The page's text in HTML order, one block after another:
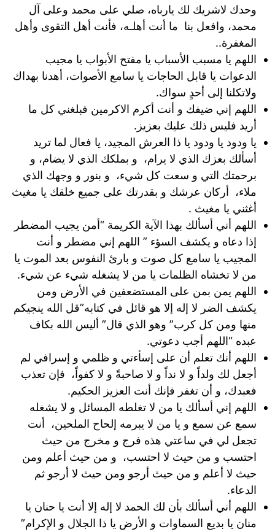
وحدك لاشريك لك يارباه، صلي على محمد وعلى آل
محمد، وافعل بنا ما أنت أهلـه، فأنت أهل التقوى وأهل
المغفرة..
اللهم يا مسبب الأسباب يا مفتح الأبواب يا مجيب
الدعوات يا قابل الحاجات يا سامع الأصوات، أهدنا بهداك
ولاتكلنا إلى أحدٍ سواك.
اللهم إني ضيفك و أنت أكرم الاكرمين فبلغني كل ما
أريد فليس ذلك عليك بعزيز.
يا ودود يا ودود يا ذا العرش المجيد، يا فعال لما تريد
أسألك بعزك الذي لا يرام، و بملكك الذي لا يضام، و
برحمتك التي و سعت كل شيء، و بنور و وجهك الذي
ملاء، أركان عرشك و بقدرتك على جميع خلقك يا مغيث
أغثني يا مغيث .
اللهم أني أسألك بهذا الآية الكريمة “أمن يجيب المضطر
إذا دعاه و يكشف السؤء ” اللهم إني مضطر و أنت
المجيب يا سامع كل صوت و بارئ النفوس بعد الموت يا
من لا تخشاه الظلمات يا من لا يشغله شيء عن شيء.
اللهم يمن بمن على المستضعفين في الأرض ومن
يكشف الضر لا إله إلا هو قائل في كتابه”قل الله ينجيكم
منها ومن كل كرب” وهو الذي قال” أليس الله بكاف
عبده “اللهم أجب دعوتي.
اللهم أنك تعلم أن على إسأءتي و ظلمي و إسرافي لم
أجعل لك ولداً و لا نداً و لا صاحبةً و لا كفواً، فإن تعذب
فعبدك، و أن تغفر فإنك أنت العزيز الحكيم.
اللهم إني أسألك يا من لا تغلطه المسائل و لا يشغله
سمع عن سمع و يا من لا يبرمه إلحاح الملحين، أنت
تجعل لي في ساعتي هذه فرج و مخرج من حيث
احتسب و من حيث لا احتسب، و من حيث أعلم ومن
حيث لا أعلم و من حيث أرجو ومن حيث لا أرجو ثم
الدعاء.
اللهم أني أسألك بأن لك الحمد لا إله إلا أنت يا حنان يا
منان يا بديع السماوات و الأرض يا ذا الجلال و الإكرام”